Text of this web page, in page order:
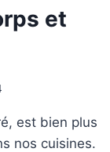
et
est bien plus
nos cuisines.